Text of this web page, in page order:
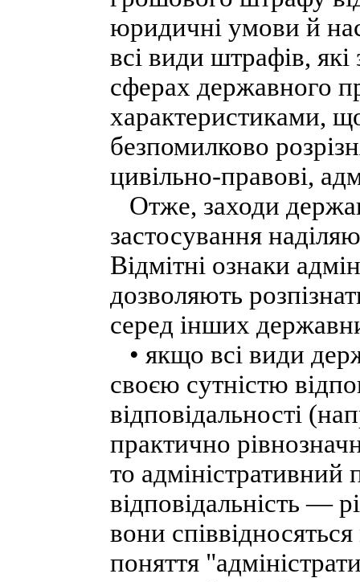
юридичні умови й
всі види штрафів,
сферах державного
характеристиками,
безпомилково
цивільно-правові,
Отже, заходи
застосування
Відмітні ознаки
дозволяють
серед інших
• якщо всі види
своєю сутністю
відповідальності
практично
то адміністративний
відповідальність —
вони
поняття